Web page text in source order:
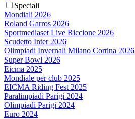
Speciali
Mondiali 2026
Roland Garros 2026
Sportmediaset Live Riccione 2026
Scudetto Inter 2026
Olimpiadi Invernali Milano Cortina 2026
Super Bowl 2026
Eicma 2025
Mondiale per club 2025
EICMA Riding Fest 2025
Paralimpiadi Parigi 2024
Olimpiadi Parigi 2024
Euro 2024